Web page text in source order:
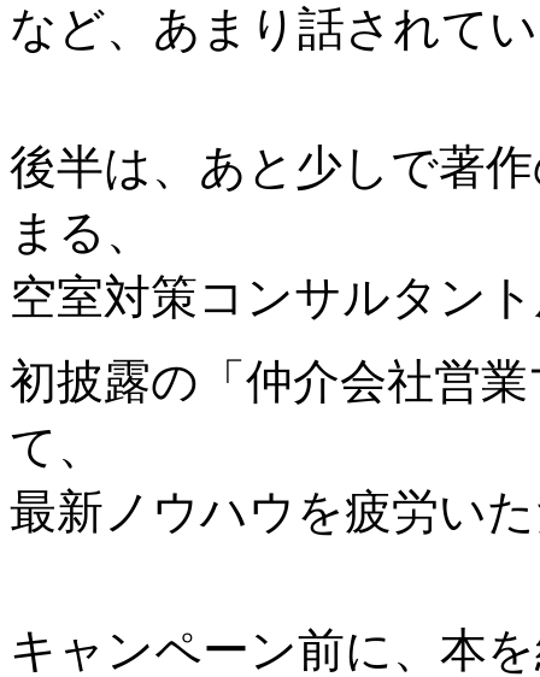
など、あまり話されて
後半は、あと少しで著
まる、
空室対策コンサルタント
初披露の「仲介会社営
て、
最新ノウハウを疲労い
キャンペーン前に、本